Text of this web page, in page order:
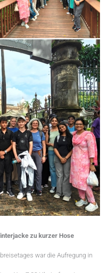
zu kurzer Hose
war die Aufregung in